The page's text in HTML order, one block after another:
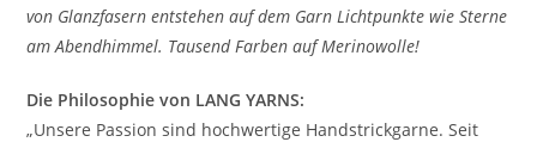
von Glanzfasern entstehen auf dem Garn Lichtpunkte wie Sterne
am Abendhimmel. Tausend Farben auf Merinowolle!
Die Philosophie von LANG YARNS:
„Unsere Passion sind hochwertige Handstrickgarne. Seit